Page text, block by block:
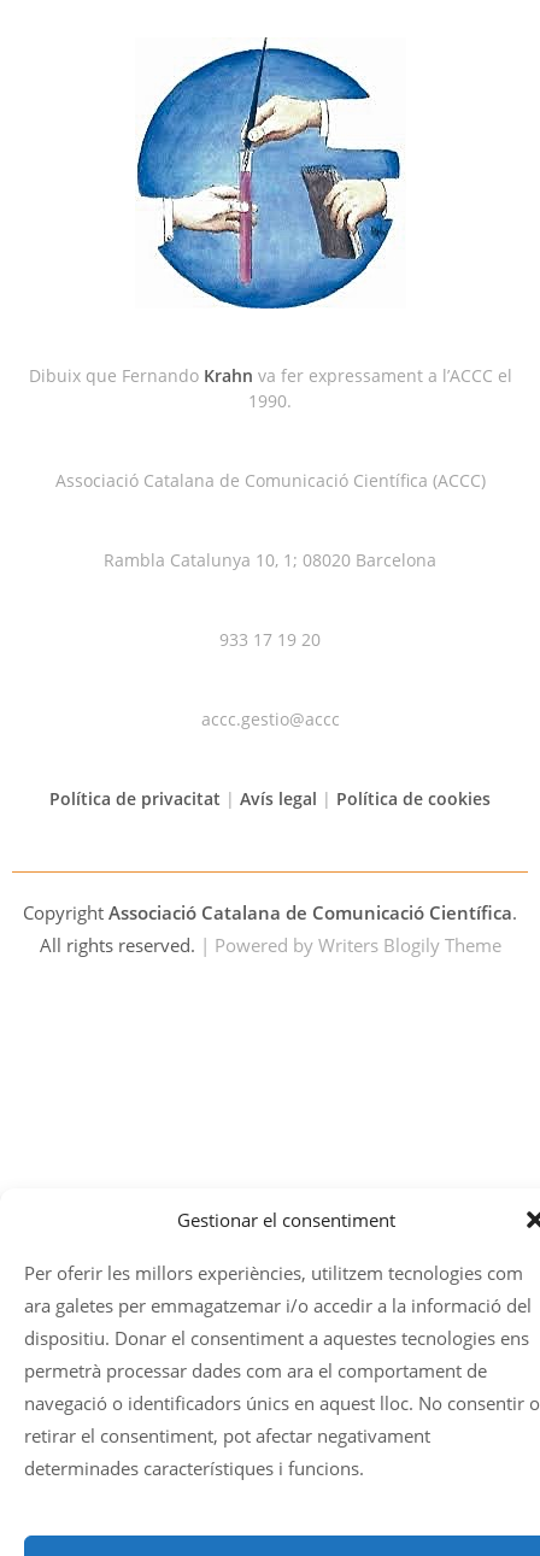
Gestionar el consentiment
Per oferir les millors experiències, utilitzem tecnologies com
ara galetes per emmagatzemar i/o accedir a la informació del
dispositiu. Donar el consentiment a aquestes tecnologies ens
permetrà processar dades com ara el comportament de
navegació o identificadors únics en aquest lloc. No consentir o
retirar el consentiment, pot afectar negativament
determinades característiques i funcions.
Dibuix que Fernando Krahn va fer expressament a l’ACCC el
1990.
Associació Catalana de Comunicació Científica (ACCC)
Rambla Catalunya 10, 1; 08020 Barcelona
933 17 19 20
accc.gestio@accc
Política de privacitat | Avís legal | Política de cookies
Copyright Associació Catalana de Comunicació Científica.
All rights reserved. | Powered by Writers Blogily Theme